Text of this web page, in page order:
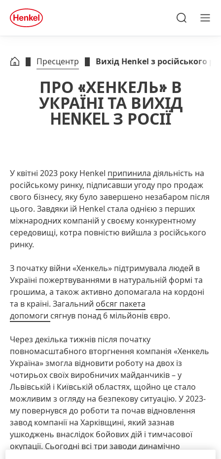
Skip to footer
quick
search
Пресцентр Вихід Henkel з російського
ПРО «ХЕНКЕЛЬ» В
УКРАЇНІ ТА ВИХІД
HENKEL З РОСІЇ
У квітні 2023 року Henkel припинила діяльність на
російському ринку, підписавши угоду про продаж
свого бізнесу, яку було завершено незабаром після
цього. Завдяки їй Henkel стала однією з перших
міжнародних компаній у своєму конкурентному
середовищі, котра повністю вийшла з російського
ринку.
З початку війни «Хенкель» підтримувала людей в
Україні пожертвуваннями в натуральній формі та
грошима, а також активно допомагала на кордоні
та в країні. Загальний обсяг пакета
допомоги сягнув понад 6 мільйонів євро.
Через декілька тижнів після початку
повномасштабного вторгнення компанія «Хенкель
Україна» змогла відновити роботу на двох із
чотирьох своїх виробничих майданчиків – у
Львівській і Київській областях, щойно це стало
можливим з огляду на безпекову ситуацію. У 2023-
му повернувся до роботи та почав відновлення
завод компанії на Харківщині, який зазнав
ушкоджень внаслідок бойових дій і тимчасової
окупації. Сьогодні всі три заводи динамічно